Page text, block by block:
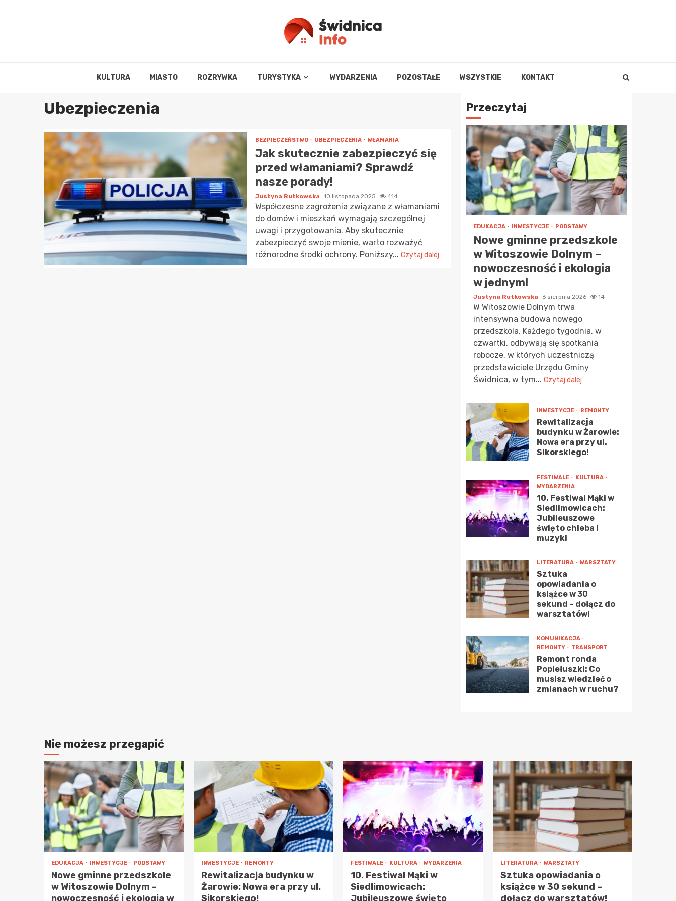
KULTURA MIASTO ROZRYWKA TURYSTYKA WYDARZENIA POZOSTAŁE WSZYSTKIE KONTAKT
Ubezpieczenia
BEZPIECZEŃSTWO UBEZPIECZENIA WŁAMANIA
Jak skutecznie zabezpieczyć się
przed włamaniami? Sprawdź
nasze porady!
Justyna Rutkowska 10 listopada 2025 414
Współczesne zagrożenia związane z włamaniami
do domów i mieszkań wymagają szczególnej
uwagi i przygotowania. Aby skutecznie
zabezpieczyć swoje mienie, warto rozważyć
różnorodne środki ochrony. Poniższy... Czytaj dalej
Przeczytaj
EDUKACJA INWESTYCJE PODSTAWY
Nowe gminne przedszkole
w Witoszowie Dolnym –
nowoczesność i ekologia
w jednym!
Justyna Rutkowska 6 sierpnia 2026 14
W Witoszowie Dolnym trwa
intensywna budowa nowego
przedszkola. Każdego tygodnia, w
czwartki, odbywają się spotkania
robocze, w których uczestniczą
przedstawiciele Urzędu Gminy
Świdnica, w tym... Czytaj dalej
INWESTYCJE REMONTY
Rewitalizacja
budynku w Żarowie:
Nowa era przy ul.
Sikorskiego!
FESTIWALE
KULTURA
WYDARZENIA
10. Festiwal Mąki w
Siedlimowicach:
Jubileuszowe
święto chleba i
muzyki
LITERATURA WARSZTATY
Sztuka
opowiadania o
książce w 30
sekund – dołącz do
warsztatów!
KOMUNIKACJA
REMONTY
TRANSPORT
Remont ronda
Popiełuszki: Co
musisz wiedzieć o
zmianach w ruchu?
Nie możesz przegapić
EDUKACJA INWESTYCJE PODSTAWY
Nowe gminne przedszkole
w Witoszowie Dolnym –
nowoczesność i ekologia w
INWESTYCJE REMONTY
Rewitalizacja budynku w
Żarowie: Nowa era przy ul.
Sikorskiego!
FESTIWALE KULTURA WYDARZENIA
10. Festiwal Mąki w
Siedlimowicach:
Jubileuszowe święto
LITERATURA WARSZTATY
Sztuka opowiadania o
książce w 30 sekund –
dołącz do warsztatów!